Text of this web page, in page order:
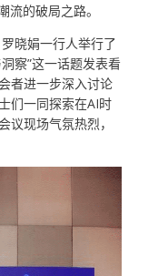
的破局之路。
晓娟一行人举行了
察”这一话题发表看
者进一步深入讨论
们一同探索在AI时
议现场气氛热烈，